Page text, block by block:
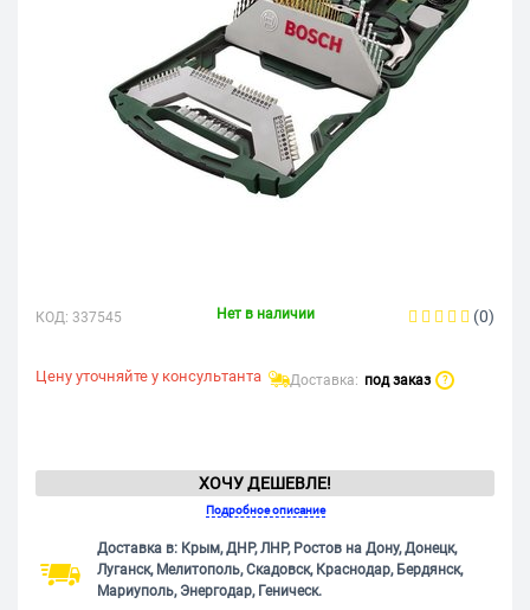
КОД: 337545 Нет в наличии (0)
Цену уточняйте у консультанта Доставка: под заказ ?
ХОЧУ ДЕШЕВЛЕ!
Подробное описание
Доставка в: Крым, ДНР, ЛНР, Ростов на Дону, Донецк,
Луганск, Мелитополь, Скадовск, Краснодар, Бердянск,
Мариуполь, Энергодар, Геническ.